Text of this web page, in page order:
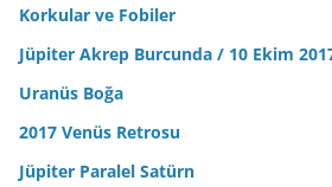
Korkular ve Fobiler
Jüpiter Akrep Burcunda / 10 Ekim
Uranüs Boğa
2017 Venüs Retrosu
Jüpiter Paralel Satürn